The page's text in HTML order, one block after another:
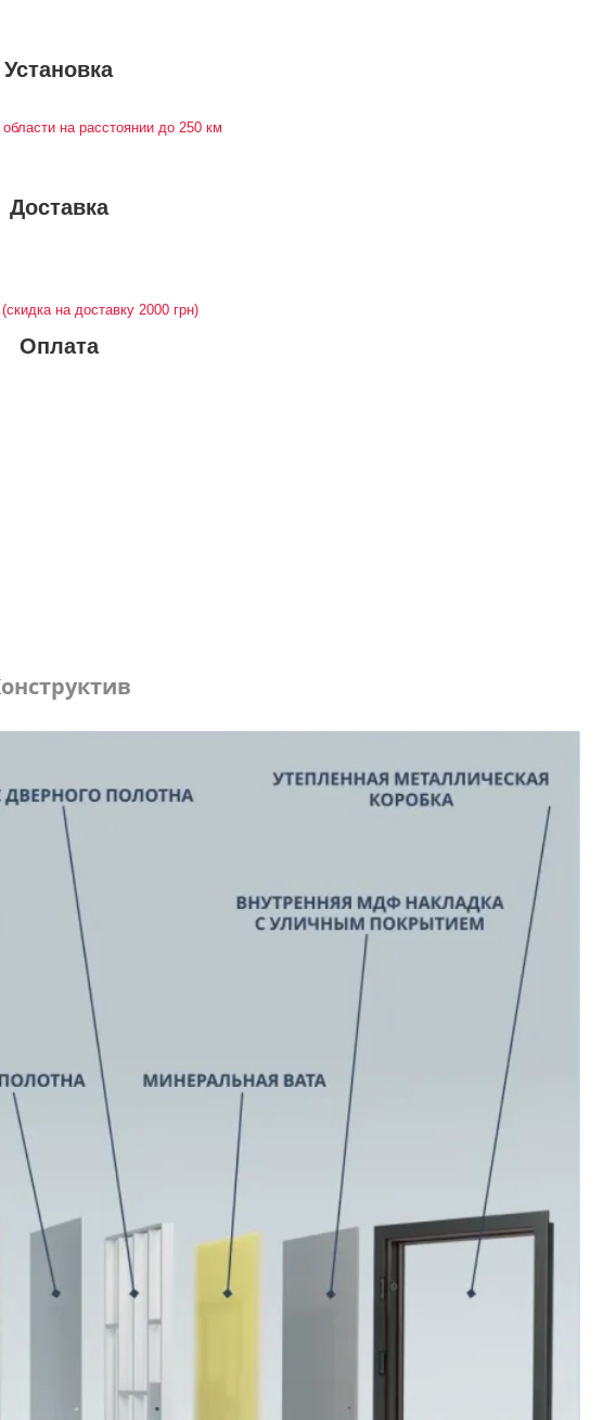
Установка
на расстоянии до 250 км
Доставка
(скидка на доставку 2000 грн)
Оплата